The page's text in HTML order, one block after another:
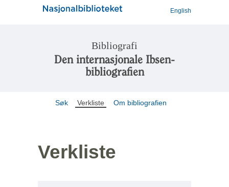
English
Bibliografi
Den internasjonale Ibsen-
bibliografien
Søk Verkliste Om bibliografien
Verkliste